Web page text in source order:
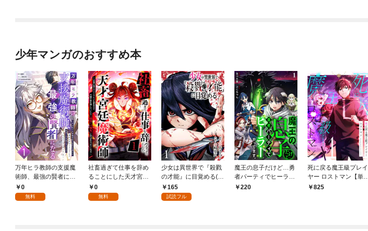
少年マンガのおすすめ本
万年ヒラ教師の支援魔
術師、最強の賢者にな
る～不人気の支援魔術
師は給料泥棒だと魔術
0
無料
社畜過ぎて仕事を辞め
ることにした天才宮廷
魔術師～辺境の地でス
ローライフを夢見る
0
無料
少女は異世界で『殺戮
の才能』に目覚める(話
売り) #1
165
試読フル
魔王の息子だけど…勇
者パーティでヒーラー
やってます。1
220
死に戻る魔王級プレイ
ヤー ロストマン【単行
本版】 1巻
825